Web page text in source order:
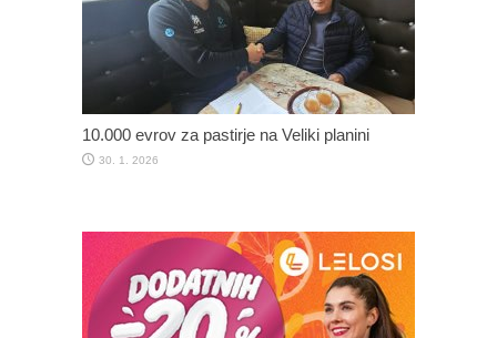
10.000 evrov za pastirje na Veliki planini
30. 1. 2026